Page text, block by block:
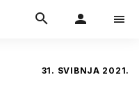
31. SVIBNJA 2021.